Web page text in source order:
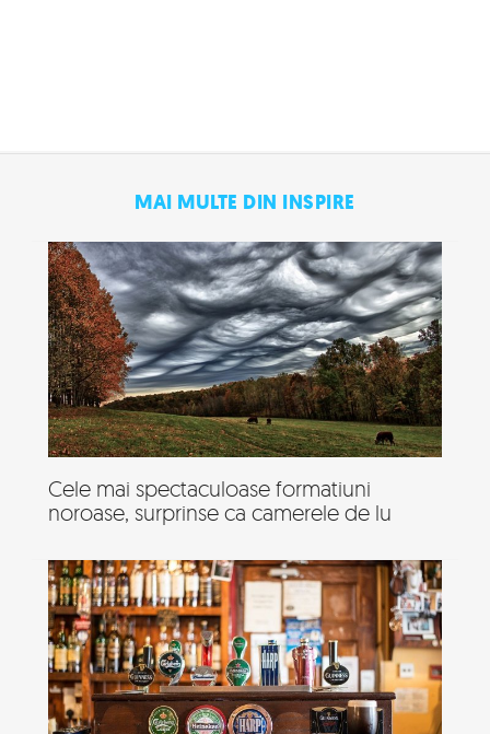
MAI MULTE DIN INSPIRE
Cele mai spectaculoase formatiuni
noroase, surprinse ca camerele de lu